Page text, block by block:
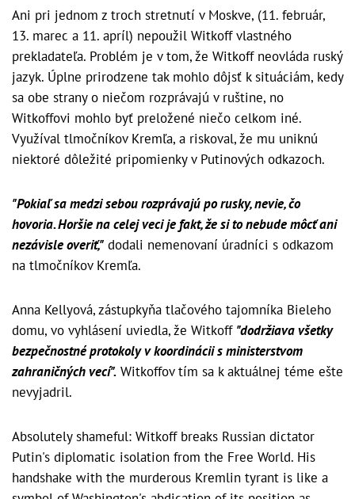
Ani pri jednom z troch stretnutí v Moskve, (11. február,
13. marec a 11. apríl) nepoužil Witkoff vlastného
prekladateľa. Problém je v tom, že Witkoff neovláda ruský
jazyk. Úplne prirodzene tak mohlo dôjsť k situáciám, kedy
sa obe strany o niečom rozprávajú v ruštine, no
Witkoffovi mohlo byť preložené niečo celkom iné.
Využíval tlmočníkov Kremľa, a riskoval, že mu uniknú
niektoré dôležité pripomienky v Putinových odkazoch.
"Pokiaľ sa medzi sebou rozprávajú po rusky, nevie, čo
hovoria. Horšie na celej veci je fakt, že si to nebude môcť ani
nezávisle overiť," dodali nemenovaní úradníci s odkazom
na tlmočníkov Kremľa.
Anna Kellyová, zástupkyňa tlačového tajomníka Bieleho
domu, vo vyhlásení uviedla, že Witkoff "dodržiava všetky
bezpečnostné protokoly v koordinácii s ministerstvom
zahraničných vecí". Witkoffov tím sa k aktuálnej téme ešte
nevyjadril.
Absolutely shameful: Witkoff breaks Russian dictator
Putin's diplomatic isolation from the Free World. His
handshake with the murderous Kremlin tyrant is like a